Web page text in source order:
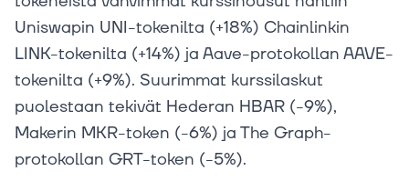
Uniswapin UNI-tokenilta (+18%) Chainlinkin
LINK-tokenilta (+14%) ja Aave-protokollan AAVE-
tokenilta (+9%). Suurimmat kurssilaskut
puolestaan tekivät Hederan HBAR (-9%),
Makerin MKR-token (-6%) ja The Graph-
protokollan GRT-token (-5%).